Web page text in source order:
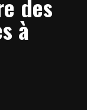
des
à